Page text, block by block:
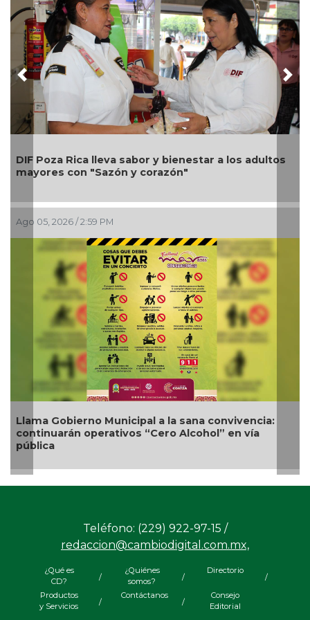
DIF Poza Rica lleva sabor y bienestar a los adultos
mayores con "Sazón y corazón"
Ago 05, 2026 / 2:59 PM
Llama Gobierno Municipal a la sana convivencia:
continuarán operativos “Cero Alcohol” en vía
pública
Previous
Teléfono: (229) 922-97-15 /
redaccion@cambiodigital.com.mx,
¿Qué es
CD?
/
¿Quiénes
somos?
/
Directorio
/
Productos
y Servicios
/
Contáctanos
/
Consejo
Editorial